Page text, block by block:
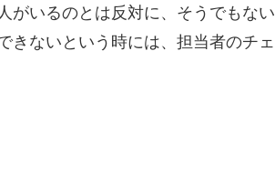
がいるのとは反対に、そうでもない
きないという時には、担当者のチェ